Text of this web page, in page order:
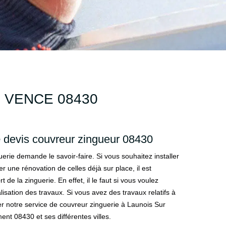
VENCE 08430
couvreur zingueur 08430
demande le savoir-faire. Si vous souhaitez installer
une rénovation de celles déjà sur place, il est
de la zinguerie. En effet, il le faut si vous voulez
des travaux. Si vous avez des travaux relatifs à
notre service de couvreur zinguerie à Launois Sur
08430 et ses différentes villes.